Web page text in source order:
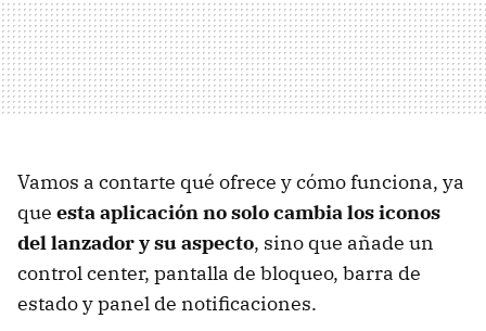
Vamos a contarte qué ofrece y cómo funciona, ya
que esta aplicación no solo cambia los iconos
del lanzador y su aspecto, sino que añade un
control center, pantalla de bloqueo, barra de
estado y panel de notificaciones.